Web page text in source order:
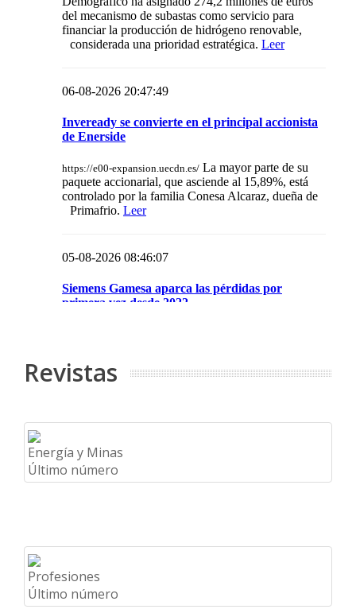
Revistas
Energía y Minas
Último número
Profesiones
Último número